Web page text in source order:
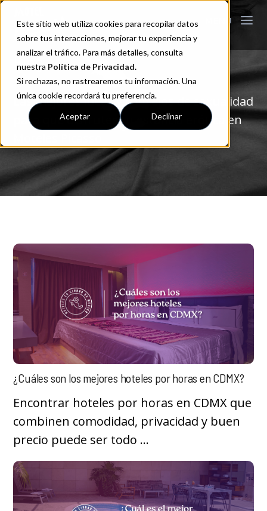
Este sitio web utiliza cookies para recopilar datos
sobre tus interacciones, mejorar tu experiencia y
analizar el tráfico. Para más detalles, consulta
nuestra Política de Privacidad.
Si rechazas, no rastrearemos tu información. Una
única cookie recordará tu preferencia.
Aceptar Declinar
Blog
Las mejores ideas y consejos de sexualidad
para que disfrutes tu estancia erótica en
¿Cuáles son los mejores hoteles por horas en CDMX?
Encontrar hoteles por horas en CDMX que
combinen comodidad, privacidad y buen
precio puede ser todo ...